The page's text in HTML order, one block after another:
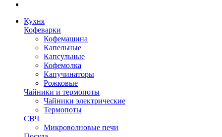
Кухня
Кофеварки
Кофемашина
Капельные
Капсульные
Кофемолка
Капучинаторы
Рожковые
Чайники и термопоты
Чайники электрические
Термопоты
СВЧ
Микроволновые печи